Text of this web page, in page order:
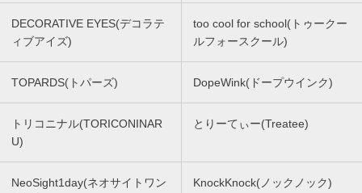
DECORATIVE EYES(デコラテ
ィブアイズ)
too cool for school(トゥークー
ルフォースクール)
TOPARDS(トパーズ) DopeWink(ドープウインク)
トリコニナル(TORICONINAR
U)
とりーてぃー(Treatee)
NeoSight1day(ネオサイトワン
KnockKnock(ノックノック)